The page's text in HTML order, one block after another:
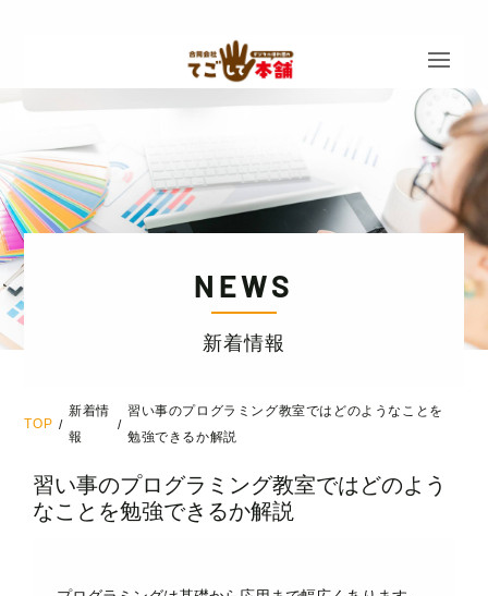
NEWS
新着情報
TOP /
新着情
報
/
習い事のプログラミング教室ではどのようなことを
勉強できるか解説
習い事のプログラミング教室ではどのよう
なことを勉強できるか解説